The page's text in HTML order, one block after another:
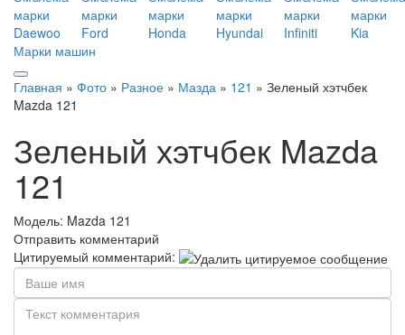
Марки машин
Главная » Фото » Разное » Мазда » 121 » Зеленый хэтчбек
Mazda 121
Зеленый хэтчбек Mazda
121
Модель: Mazda 121
Отправить комментарий
Цитируемый комментарий: